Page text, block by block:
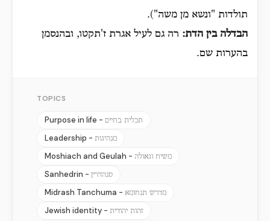
תולדות "ונשא מן משה").
הבדלה בין הדת: רה גם לעיל אגרת ז'תקטו, ובהנסמן
בהערות שם.
TOPICS
Purpose in life - תכלית בחיים
Leadership - מנהיגות
Moshiach and Geulah - משיח וגאולה
Sanhedrin - סנהדרין
Midrash Tanchuma - מדרש תנחומא
Jewish identity - זהות יהודית